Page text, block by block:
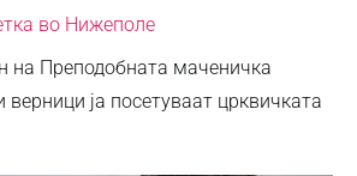
во Нижеполе
на Преподобната маченичка
верници ја посетуваат црквичката